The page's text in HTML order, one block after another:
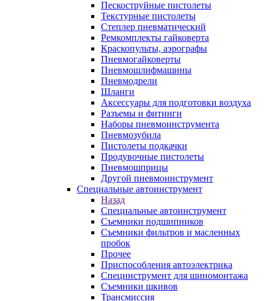
Пескоструйные пистолеты
Текстурные пистолеты
Степлер пневматический
Ремкомплекты гайковерта
Краскопульты, аэрографы
Пневмогайковерты
Пневмошлифмашины
Пневмодрели
Шланги
Аксессуары для подготовки воздуха
Разъемы и фитинги
Наборы пневмоинструмента
Пневмозубила
Пистолеты подкачки
Продувочные пистолеты
Пневмошприцы
Другой пневмоинструмент
Специальные автоинструмент
Назад
Специальные автоинструмент
Съемники подшипников
Съемники фильтров и масленных
пробок
Прочее
Приспособления автоэлектрика
Специнструмент для шиномонтажа
Съемники шкивов
Трансмиссия